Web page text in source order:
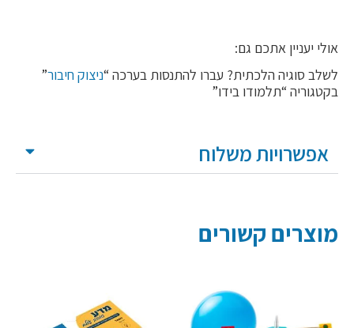
אולי יעניין אתכם גם:
לשלב סוגיה הלכתית? עברו להתנסות בערכה “ניצוק חיבור”
בקטגוריה “תלמודו בידו”
אפשרויות משלוח
מוצרים קשורים